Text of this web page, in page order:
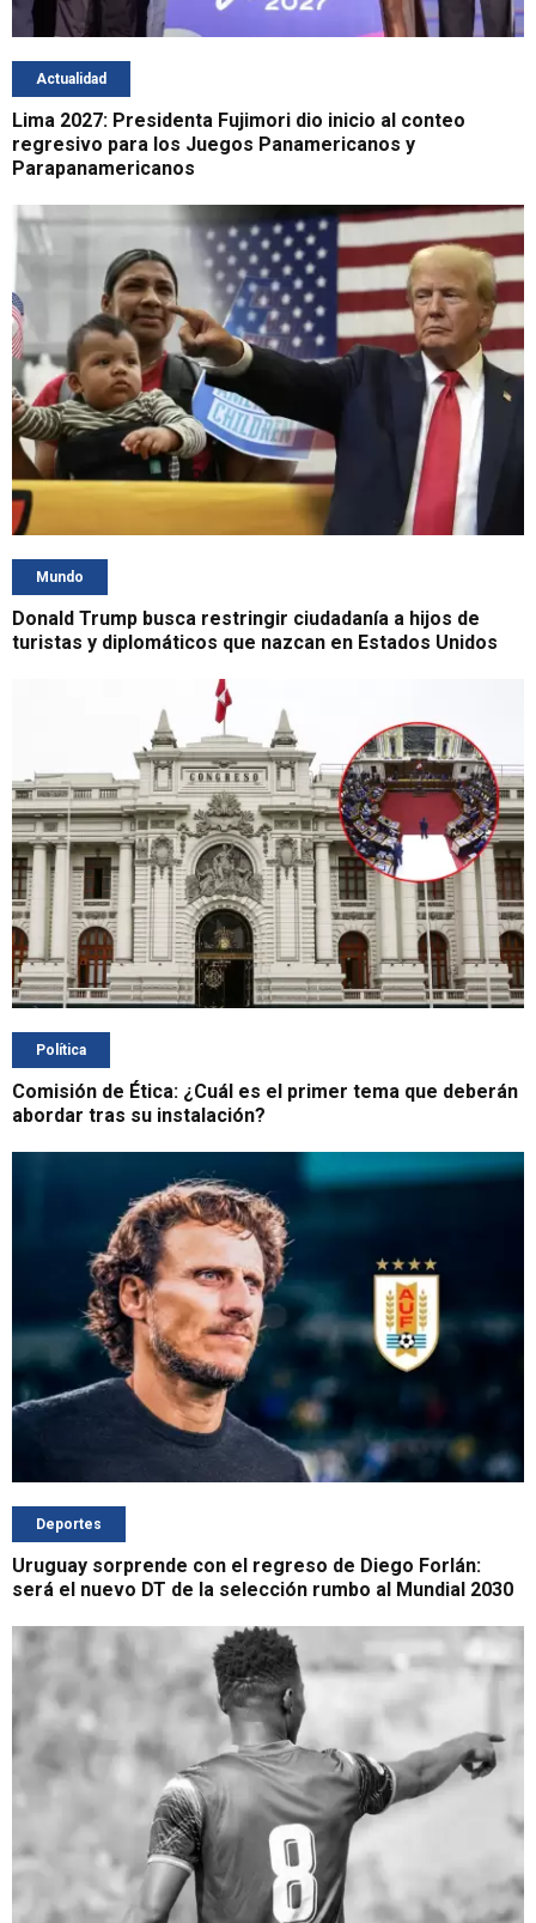
Actualidad
Lima 2027: Presidenta Fujimori dio inicio al conteo
regresivo para los Juegos Panamericanos y
Parapanamericanos
Mundo
Donald Trump busca restringir ciudadanía a hijos de
turistas y diplomáticos que nazcan en Estados Unidos
Política
Comisión de Ética: ¿Cuál es el primer tema que deberán
abordar tras su instalación?
Deportes
Uruguay sorprende con el regreso de Diego Forlán:
será el nuevo DT de la selección rumbo al Mundial 2030